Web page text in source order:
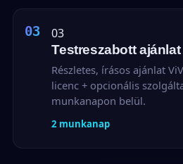
03
Testreszabott ajánlat
Részletes, írásos ajánlat
licenc + opcionális
munkanapon belül.
2 munkanap